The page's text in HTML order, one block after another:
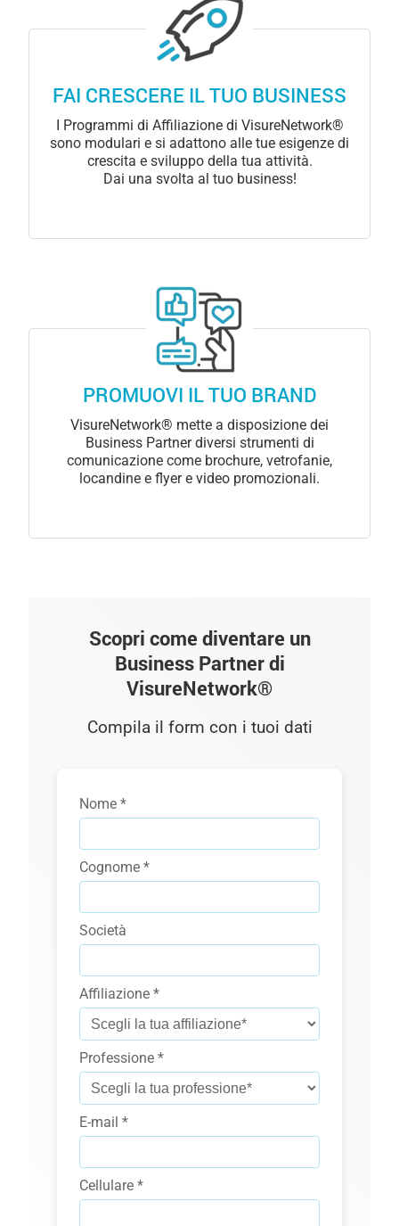
FAI CRESCERE IL TUO BUSINESS
I Programmi di Affiliazione di VisureNetwork®
sono modulari e si adattono alle tue esigenze di
crescita e sviluppo della tua attività.
Dai una svolta al tuo business!
PROMUOVI IL TUO BRAND
VisureNetwork® mette a disposizione dei
Business Partner diversi strumenti di
comunicazione come brochure, vetrofanie,
locandine e flyer e video promozionali.
Scopri come diventare un
Business Partner di
VisureNetwork®
Compila il form con i tuoi dati
Nome *
Cognome *
Società
Affiliazione *
Professione *
E-mail *
Cellulare *